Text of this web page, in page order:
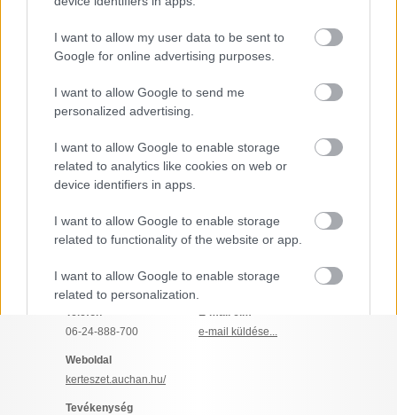
I want to allow my user data to be sent to
Google for online advertising purposes.
I want to allow Google to send me
personalized advertising.
I want to allow Google to enable storage
related to analytics like cookies on web or
device identifiers in apps.
I want to allow Google to enable storage
related to functionality of the website or app.
I want to allow Google to enable storage
related to personalization.
I want to allow Google to enable storage
functionality and fraud prevention, and other
user protection.
Auchan
Magyarország Kft.
Elküldöm e-mailben |Kinyomtatom |Hibát jelentek
2310 Szigetszentmiklós, Háros 120. Pest megye
Telefon
06-24-888-700
E-mail cím
e-mail küldése...
Weboldal
kerteszet.auchan.hu/
Tevékenység